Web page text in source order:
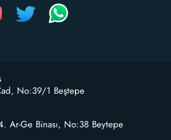
No:39/1 Beştepe
Ar-Ge Binası, No:38 Beytepe